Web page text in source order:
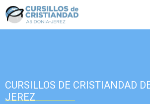
CURSILLOS DE CRISTIANDAD
JEREZ